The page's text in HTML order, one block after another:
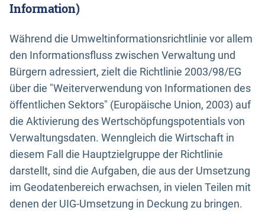
Information)
Während die Umweltinformationsrichtlinie vor allem
den Informationsfluss zwischen Verwaltung und
Bürgern adressiert, zielt die Richtlinie 2003/98/EG
über die "Weiterverwendung von Informationen des
öffentlichen Sektors" (Europäische Union, 2003) auf
die Aktivierung des Wertschöpfungspotentials von
Verwaltungsdaten. Wenngleich die Wirtschaft in
diesem Fall die Hauptzielgruppe der Richtlinie
darstellt, sind die Aufgaben, die aus der Umsetzung
im Geodatenbereich erwachsen, in vielen Teilen mit
denen der UIG-Umsetzung in Deckung zu bringen.